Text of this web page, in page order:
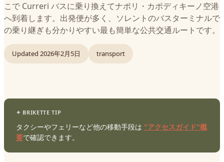
こで Curreri バスに乗り換えてナポリ・カポディキーノ空港
へ到着します。出発便が多く、ソレントのバスターミナルで
の乗り継ぎも分かりやすい最も簡単な公共交通ルートです。
Updated 2026年2月5日 transport
タクシーやフェリーなど他の移動手段は "アクセスガイド"概
要で確認できます。